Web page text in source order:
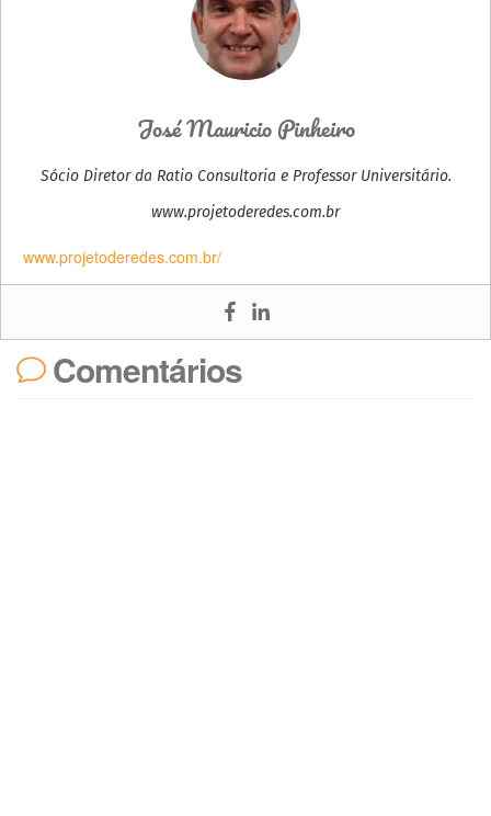
José Mauricio Pinheiro
Sócio Diretor da Ratio Consultoria e Professor Universitário.
www.projetoderedes.com.br
www.projetoderedes.com.br/
Comentários